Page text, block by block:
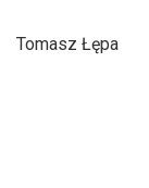
Tomasz Łępa